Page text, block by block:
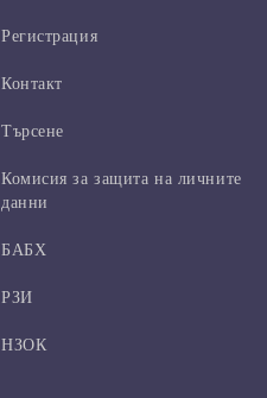
Регистрация
Контакт
Търсене
Комисия за защита на личните
данни
БАБХ
РЗИ
НЗОК